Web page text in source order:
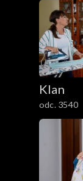
Klan
odc. 3540